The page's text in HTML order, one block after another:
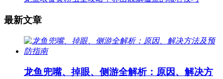
最新文章
龙鱼兜嘴、掉眼、侧游全解析：原因、解决方